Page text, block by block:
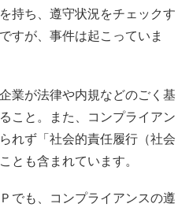
持ち、遵守状況をチェックす
すが、事件は起こっていま
業が法律や内規などのごく基
こと。また、コンプライアン
れず「社会的責任履行（社会
とも含まれています。
でも、コンプライアンスの遵